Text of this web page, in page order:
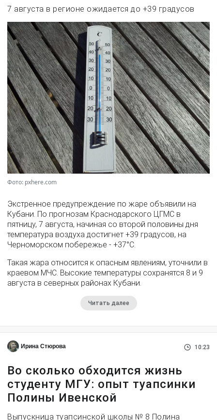
7 августа в регионе ожидается до +39 градусов
Фото: pxhere.com
Экстренное предупреждение по жаре объявили на
Кубани. По прогнозам Краснодарского ЦГМС в
пятницу, 7 августа, начиная со второй половины дня
температура воздуха достигнет +39 градусов, на
Черноморском побережье - +37°­С.
Такая жара относится к опасным явлениям, уточнили в
краевом МЧС. Высокие температуры сохранятся 8 и 9
августа в северных районах Кубани.
Читать далее
Ирина Стюрова 10:23
Во сколько обходится жизнь
студенту МГУ: опыт туапсинки
Полины Ивенской
Выпускница туапсинской школы № 8 Полина